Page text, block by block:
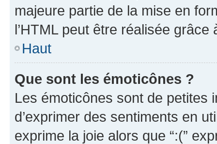
majeure partie de la mise en
l’HTML peut être réalisée grâce
Haut
Que sont les émoticônes ?
Les émoticônes sont de petites
d’exprimer des sentiments en
exprime la joie alors que “:(”